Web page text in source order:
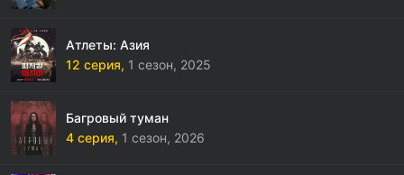
Атлеты: Азия
12 серия, 1 сезон, 2025
Багровый туман
4 серия, 1 сезон, 2026